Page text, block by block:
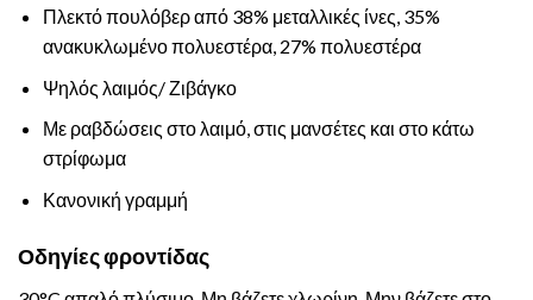
Πλεκτό πουλόβερ από 38% μεταλλικές ίνες, 35%
ανακυκλωμένο πολυεστέρα, 27% πολυεστέρα
Ψηλός λαιμός/ Ζιβάγκο
Με ραβδώσεις στο λαιμό, στις μανσέτες και στο κάτω
στρίφωμα
Κανονική γραμμή
Οδηγίες φροντίδας